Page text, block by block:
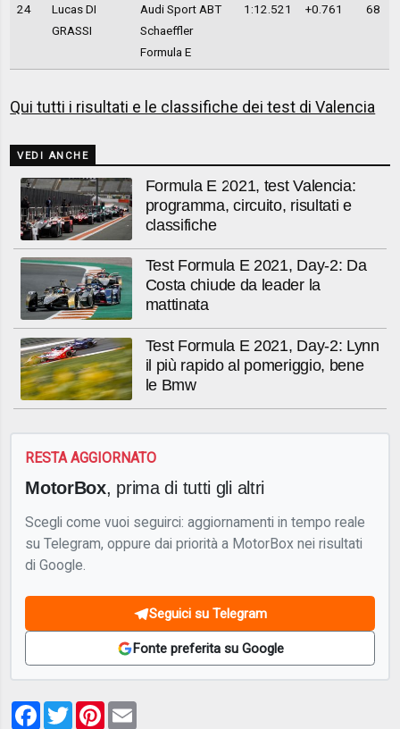
24
Lucas DI
GRASSI
Audi Sport ABT
Schaeffler
Formula E
1:12.521 +0.761 68
Qui tutti i risultati e le classifiche dei test di Valencia
VEDI ANCHE
Formula E 2021, test Valencia:
programma, circuito, risultati e
classifiche
Test Formula E 2021, Day-2: Da
Costa chiude da leader la
mattinata
Test Formula E 2021, Day-2: Lynn
il più rapido al pomeriggio, bene
le Bmw
RESTA AGGIORNATO
MotorBox, prima di tutti gli altri
Scegli come vuoi seguirci: aggiornamenti in tempo reale
su Telegram, oppure dai priorità a MotorBox nei risultati
di Google.
Seguici su Telegram
Fonte preferita su Google
Facebook
TwitterPinterest